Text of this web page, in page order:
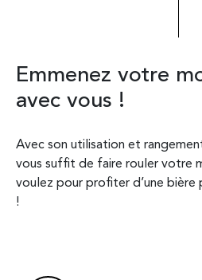
Emmenez votre
avec vous !
Avec son utilisation et
vous suffit de faire rouler votre
voulez pour profiter d’une bière
!